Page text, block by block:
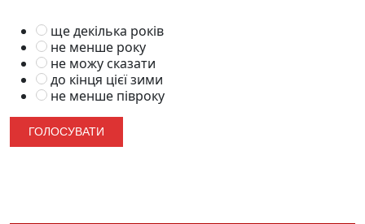
ще декілька років
не менше року
не можу сказати
до кінця цієї зими
не менше півроку